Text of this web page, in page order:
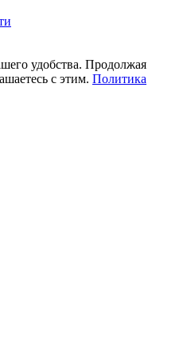
удобства. Продолжая
с этим. Политика